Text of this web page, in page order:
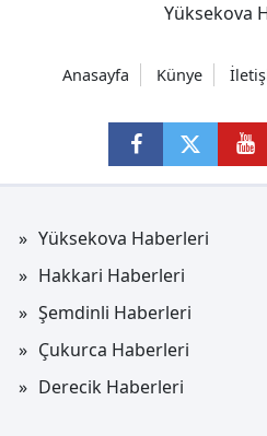
Yüksekova
Anasayfa Künye
Yüksekova Haberleri
Hakkari Haberleri
Şemdinli Haberleri
Çukurca Haberleri
Derecik Haberleri